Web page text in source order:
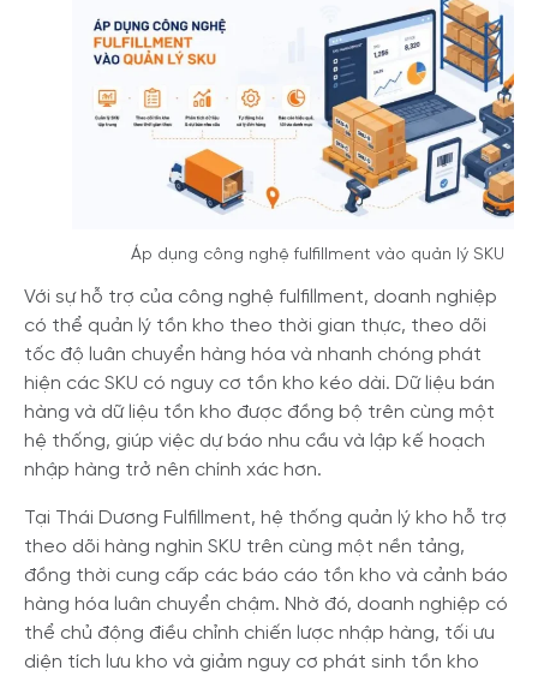
Áp dụng công nghệ fulfillment vào quản lý SKU
Với sự hỗ trợ của công nghệ fulfillment, doanh nghiệp
có thể quản lý tồn kho theo thời gian thực, theo dõi
tốc độ luân chuyển hàng hóa và nhanh chóng phát
hiện các SKU có nguy cơ tồn kho kéo dài. Dữ liệu bán
hàng và dữ liệu tồn kho được đồng bộ trên cùng một
hệ thống, giúp việc dự báo nhu cầu và lập kế hoạch
nhập hàng trở nên chính xác hơn.
Tại Thái Dương Fulfillment, hệ thống quản lý kho hỗ trợ
theo dõi hàng nghìn SKU trên cùng một nền tảng,
đồng thời cung cấp các báo cáo tồn kho và cảnh báo
hàng hóa luân chuyển chậm. Nhờ đó, doanh nghiệp có
thể chủ động điều chỉnh chiến lược nhập hàng, tối ưu
diện tích lưu kho và giảm nguy cơ phát sinh tồn kho